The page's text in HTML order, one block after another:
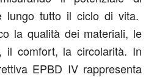
lungo tutto il ciclo di vita.
la qualità dei materiali, le
il comfort, la circolarità. In
EPBD IV rappresenta